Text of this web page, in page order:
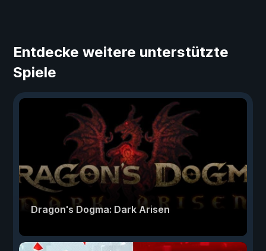
Entdecke weitere unterstützte
Spiele
Dragon's Dogma: Dark Arisen